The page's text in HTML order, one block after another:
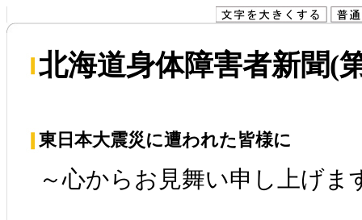
北海道身体障害者新聞(
東日本大震災に遭われた皆様に
～心からお見舞い申し上げま